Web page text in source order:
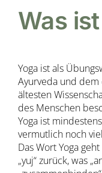
Was
Yoga ist als
Ayurveda und
ältesten
des Menschen
Yoga ist
vermutlich noch
Das Wort Yoga
„yuj“ zurück, was